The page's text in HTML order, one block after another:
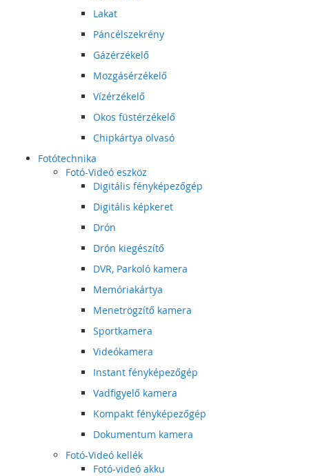
Lakat
Páncélszekrény
Gázérzékelő
Mozgásérzékelő
Vízérzékelő
Okos füstérzékelő
Chipkártya olvasó
Fotótechnika
Fotó-Videó eszköz
Digitális fényképezőgép
Digitális képkeret
Drón
Drón kiegészítő
DVR, Parkoló kamera
Memóriakártya
Menetrögzítő kamera
Sportkamera
Videókamera
Instant fényképezőgép
Vadfigyelő kamera
Kompakt fényképezőgép
Dokumentum kamera
Fotó-Videó kellék
Fotó-videó akku